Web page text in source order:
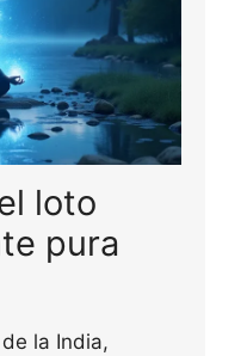
loto
pura
la India,